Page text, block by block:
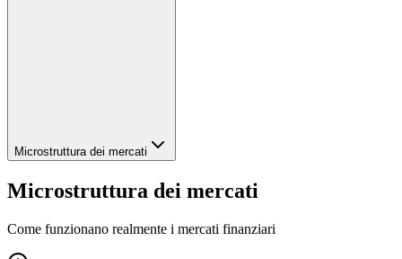
Microstruttura dei mercati
Microstruttura dei mercati
Come funzionano realmente i mercati finanziari